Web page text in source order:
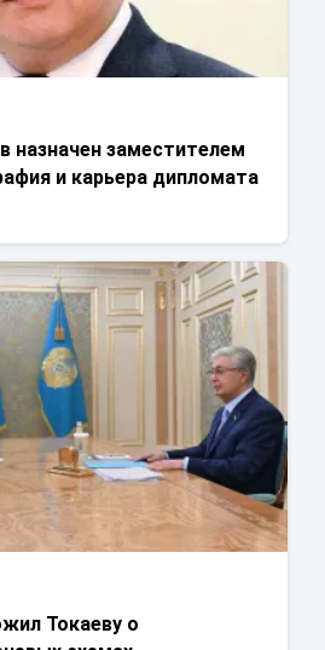
назначен заместителем
и карьера дипломата
Токаеву о